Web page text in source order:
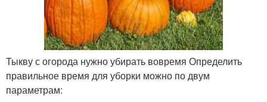
Тыкву с огорода нужно убирать вовремя Определить
правильное время для уборки можно по двум
параметрам: